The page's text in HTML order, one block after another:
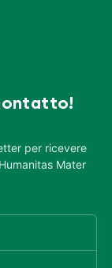
per ricevere
Mater